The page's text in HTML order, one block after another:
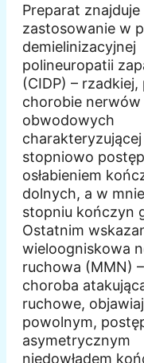
Preparat znajduje
zastosowanie w
demielinizacyjnej
polineuropatii
(CIDP) – rzadkiej,
chorobie nerwów
obwodowych
charakteryzującej
stopniowo
osłabieniem
dolnych, a w
stopniu kończyn
Ostatnim
wieloogniskowa
ruchowa (MMN)
choroba
ruchowe,
powolnym,
asymetrycznym
niedowładem